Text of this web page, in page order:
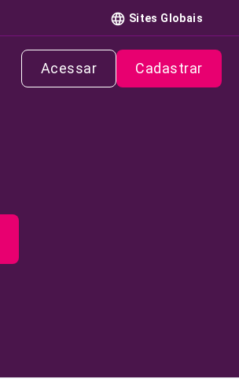
Sites Globais
Acessar Cadastrar